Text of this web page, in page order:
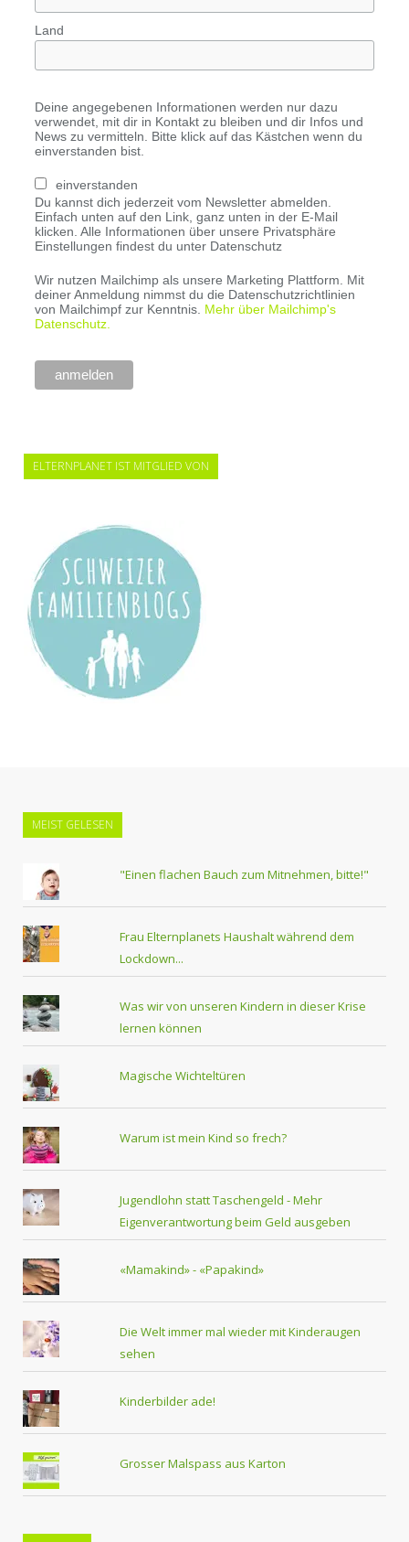
Land
Deine angegebenen Informationen werden nur dazu
verwendet, mit dir in Kontakt zu bleiben und dir Infos und
News zu vermitteln. Bitte klick auf das Kästchen wenn du
einverstanden bist.
einverstanden
Du kannst dich jederzeit vom Newsletter abmelden.
Einfach unten auf den Link, ganz unten in der E-Mail
klicken. Alle Informationen über unsere Privatsphäre
Einstellungen findest du unter Datenschutz
Wir nutzen Mailchimp als unsere Marketing Plattform. Mit
deiner Anmeldung nimmst du die Datenschutzrichtlinien
von Mailchimpf zur Kenntnis. Mehr über Mailchimp's
Datenschutz.
ELTERNPLANET IST MITGLIED VON
MEIST GELESEN
"Einen flachen Bauch zum Mitnehmen, bitte!"
Frau Elternplanets Haushalt während dem
Lockdown...
Was wir von unseren Kindern in dieser Krise
lernen können
Magische Wichteltüren
Warum ist mein Kind so frech?
Jugendlohn statt Taschengeld - Mehr
Eigenverantwortung beim Geld ausgeben
«Mamakind» - «Papakind»
Die Welt immer mal wieder mit Kinderaugen
sehen
Kinderbilder ade!
Grosser Malspass aus Karton